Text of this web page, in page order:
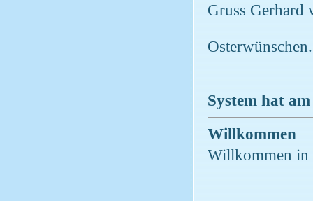
Gruss Gerhard
Osterwünschen.
System hat
Willkommen
Willkommen in